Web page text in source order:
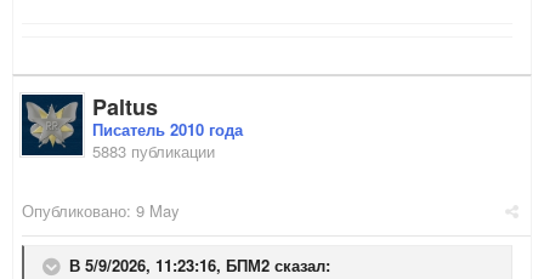
Paltus
Писатель 2010 года
5883 публикации
Опубликовано: 9 May
В 5/9/2026, 11:23:16, БПМ2 сказал: